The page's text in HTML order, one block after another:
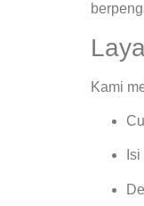
Kami